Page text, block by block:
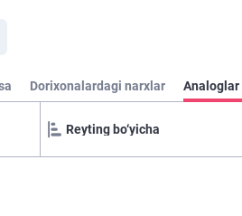
Dorixonalardagi narxlar Analoglar